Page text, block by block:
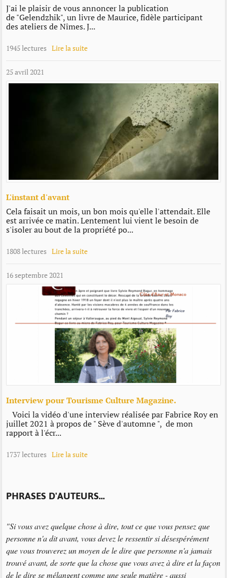
J'ai le plaisir de vous annoncer la publication
de "Gelendzhik"​, un livre de Maurice, fidèle participant
des ateliers de Nîmes. J...
1945 lectures Lire la suite
25 avril 2021
L'instant d'avant
Cela faisait un mois, un bon mois qu'elle l'attendait. Elle
est arrivée ce matin. Lentement lui vient le besoin de
s'isoler au bout de la propriété po...
1808 lectures Lire la suite
16 septembre 2021
Interview pour Tourisme Culture Magazine.
Voici la vidéo d'une interview réalisée par Fabrice Roy en
juillet 2021 à propos de " Sève d'automne ", de mon
rapport à l'écr...
1737 lectures Lire la suite
PHRASES D'AUTEURS...
"Si vous avez quelque chose à dire, tout ce que vous pensez que
personne n'a dit avant, vous devez le ressentir si désespérément
que vous trouverez un moyen de le dire que personne n'a jamais
trouvé avant, de sorte que la chose que vous avez à dire et la façon
de le dire se mélangent comme une seule matière - aussi